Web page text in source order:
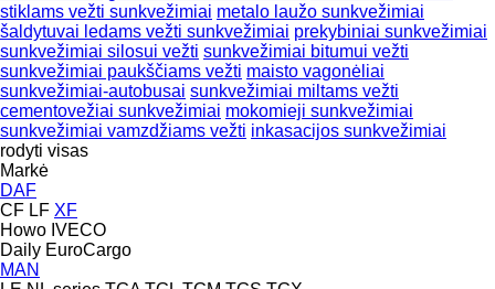
stiklams vežti sunkvežimiai metalo laužo sunkvežimiai
šaldytuvai ledams vežti sunkvežimiai prekybiniai sunkvežimiai
sunkvežimiai silosui vežti sunkvežimiai bitumui vežti
sunkvežimiai paukščiams vežti maisto vagonėliai
sunkvežimiai-autobusai sunkvežimiai miltams vežti
cementovežiai sunkvežimiai mokomieji sunkvežimiai
sunkvežimiai vamzdžiams vežti inkasacijos sunkvežimiai
rodyti visas
Markė
DAF
CF LF XF
Howo IVECO
Daily EuroCargo
MAN